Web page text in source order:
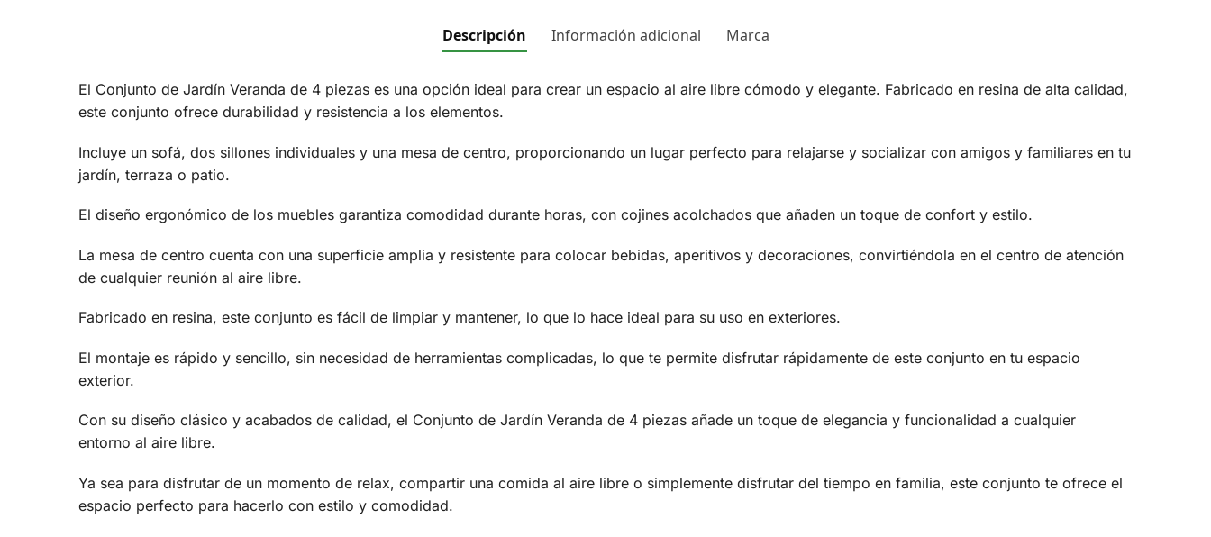
Descripción Información adicional Marca
El Conjunto de Jardín Veranda de 4 piezas es una opción ideal para crear un espacio al aire libre cómodo y elegante. Fabricado en resina de alta calidad,
este conjunto ofrece durabilidad y resistencia a los elementos.
Incluye un sofá, dos sillones individuales y una mesa de centro, proporcionando un lugar perfecto para relajarse y socializar con amigos y familiares en tu
jardín, terraza o patio.
El diseño ergonómico de los muebles garantiza comodidad durante horas, con cojines acolchados que añaden un toque de confort y estilo.
La mesa de centro cuenta con una superficie amplia y resistente para colocar bebidas, aperitivos y decoraciones, convirtiéndola en el centro de atención
de cualquier reunión al aire libre.
Fabricado en resina, este conjunto es fácil de limpiar y mantener, lo que lo hace ideal para su uso en exteriores.
El montaje es rápido y sencillo, sin necesidad de herramientas complicadas, lo que te permite disfrutar rápidamente de este conjunto en tu espacio
exterior.
Con su diseño clásico y acabados de calidad, el Conjunto de Jardín Veranda de 4 piezas añade un toque de elegancia y funcionalidad a cualquier
entorno al aire libre.
Ya sea para disfrutar de un momento de relax, compartir una comida al aire libre o simplemente disfrutar del tiempo en familia, este conjunto te ofrece el
espacio perfecto para hacerlo con estilo y comodidad.